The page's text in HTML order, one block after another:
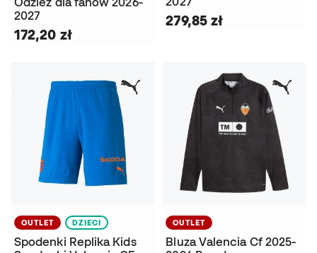
2027
172,20 zł
279,85 zł
OUTLET DZIECI
Spodenki Replika Kids
OUTLET
Bluza Valencia Cf 2025-